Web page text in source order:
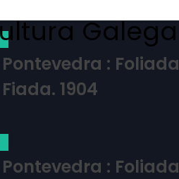
: Foliada
1904
: Foliada